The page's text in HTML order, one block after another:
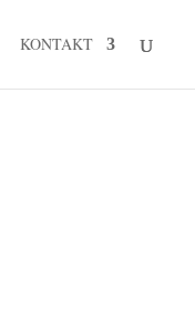
KONTAKT